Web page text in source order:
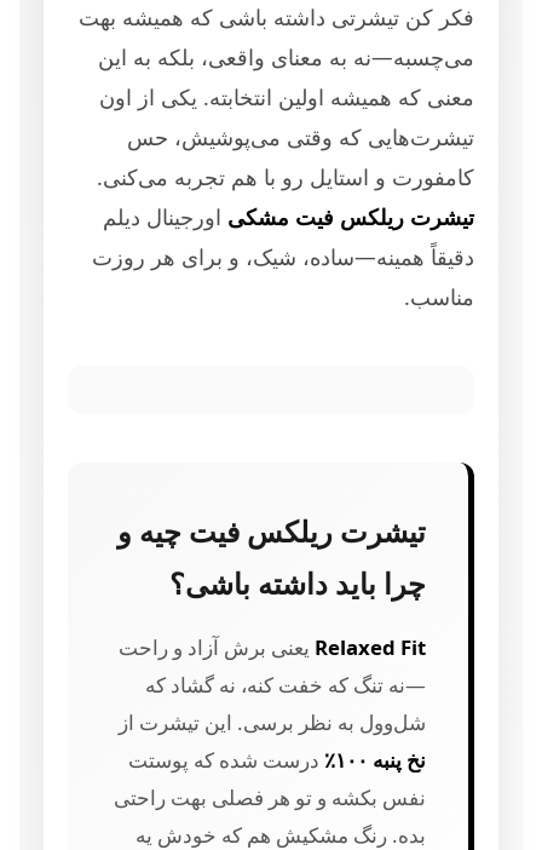
فکر کن تیشرتی داشته باشی که همیشه بهت
می‌چسبه—نه به معنای واقعی، بلکه به این
معنی که همیشه اولین انتخابته. یکی از اون
تیشرت‌هایی که وقتی می‌پوشیش، حس
کامفورت و استایل رو با هم تجربه می‌کنی.
تیشرت ریلکس فیت مشکی اورجینال دیلم
دقیقاً همینه—ساده، شیک، و برای هر روزت
مناسب.
تیشرت ریلکس فیت چیه و
چرا باید داشته باشی؟
Relaxed Fit یعنی برش آزاد و راحت
—نه تنگ که خفت کنه، نه گشاد که
شل‌و‌ول به نظر برسی. این تیشرت از
نخ پنبه ۱۰۰٪
درست شده که پوستت
نفس بکشه و تو هر فصلی بهت راحتی
بده. رنگ مشکیش هم که خودش یه